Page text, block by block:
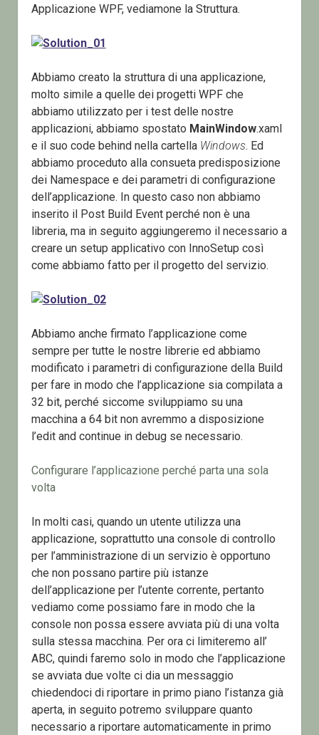
Applicazione WPF, vediamone la Struttura.
Abbiamo creato la struttura di una applicazione,
molto simile a quelle dei progetti WPF che
abbiamo utilizzato per i test delle nostre
applicazioni, abbiamo spostato MainWindow.xaml
e il suo code behind nella cartella Windows. Ed
abbiamo proceduto alla consueta predisposizione
dei Namespace e dei parametri di configurazione
dell’applicazione. In questo caso non abbiamo
inserito il Post Build Event perché non è una
libreria, ma in seguito aggiungeremo il necessario a
creare un setup applicativo con InnoSetup così
come abbiamo fatto per il progetto del servizio.
Abbiamo anche firmato l’applicazione come
sempre per tutte le nostre librerie ed abbiamo
modificato i parametri di configurazione della Build
per fare in modo che l’applicazione sia compilata a
32 bit, perché siccome sviluppiamo su una
macchina a 64 bit non avremmo a disposizione
l’edit and continue in debug se necessario.
Configurare l’applicazione perché parta una sola
volta
In molti casi, quando un utente utilizza una
applicazione, soprattutto una console di controllo
per l’amministrazione di un servizio è opportuno
che non possano partire più istanze
dell’applicazione per l’utente corrente, pertanto
vediamo come possiamo fare in modo che la
console non possa essere avviata più di una volta
sulla stessa macchina. Per ora ci limiteremo all’
ABC, quindi faremo solo in modo che l’applicazione
se avviata due volte ci dia un messaggio
chiedendoci di riportare in primo piano l’istanza già
aperta, in seguito potremo sviluppare quanto
necessario a riportare automaticamente in primo